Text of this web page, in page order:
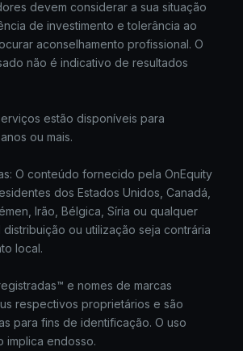
devem considerar a sua situação
de investimento e tolerância ao
aconselhamento profissional. O
não é indicativo de resultados
estão disponíveis para
ou mais.
O conteúdo fornecido pela OnEquity
dos Estados Unidos, Canadá,
Irão, Bélgica, Síria ou qualquer
ou utilização seja contrária
local.
e nomes de marcas
respectivos proprietários e são
para fins de identificação. O uso
implica endosso.